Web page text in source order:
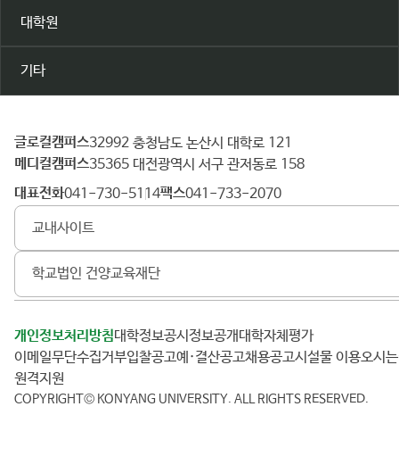
대학원
기타
건
양
대
학
글로컬캠퍼스 32992 충청남도 논산시 대학로 121
메디컬캠퍼스 35365 대전광역시 서구 관저동로 158
대표전화 041-730-5114 팩스 041-733-2070
교내사이트
학교법인 건양교육재단
개인정보처리방침 대학정보공시 정보공개
대학자체평가
이메일무단수집거부
입찰공고 예·결산공고 채용공고 시설물 이용
오시
원격지원
COPYRIGHT© KONYANG UNIVERSITY. ALL RIGHTS RESERVED.